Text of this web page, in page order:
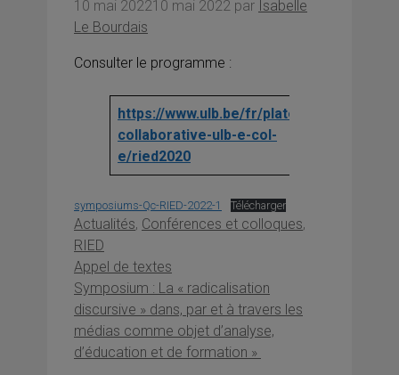
10 mai 202210 mai 2022 par Isabelle
Le Bourdais
Consulter le programme :
https://www.ulb.be/fr/plateforme-
collaborative-ulb-e-col-
e/ried2020
symposiums-Qc-RIED-2022-1 Télécharger
Catégories
Actualités, Conférences et colloques,
RIED
Appel de textes
Symposium : La « radicalisation
discursive » dans, par et à travers les
médias comme objet d’analyse,
d’éducation et de formation »